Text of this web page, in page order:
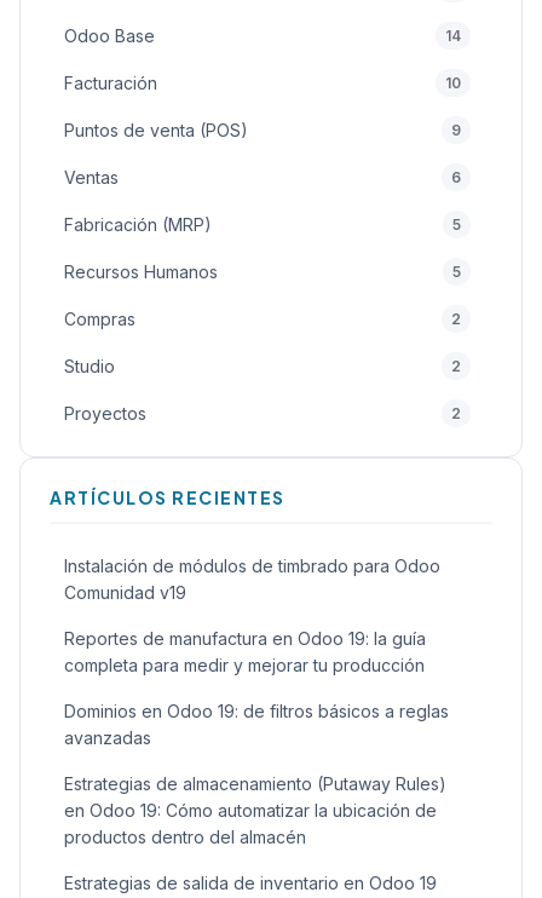
Odoo Base 14
Facturación 10
Puntos de venta (POS) 9
Ventas 6
Fabricación (MRP) 5
Recursos Humanos 5
Compras 2
Studio 2
Proyectos 2
Calidad 2
General
Inteligencia Artificial (IA)
Sitio Web
Alquiler
ARTÍCULOS RECIENTES
Instalación de módulos de timbrado para Odoo
Comunidad v19
Reportes de manufactura en Odoo 19: la guía
completa para medir y mejorar tu producción
Dominios en Odoo 19: de filtros básicos a reglas
avanzadas
Estrategias de almacenamiento (Putaway Rules)
en Odoo 19: Cómo automatizar la ubicación de
productos dentro del almacén
Estrategias de salida de inventario en Odoo 19